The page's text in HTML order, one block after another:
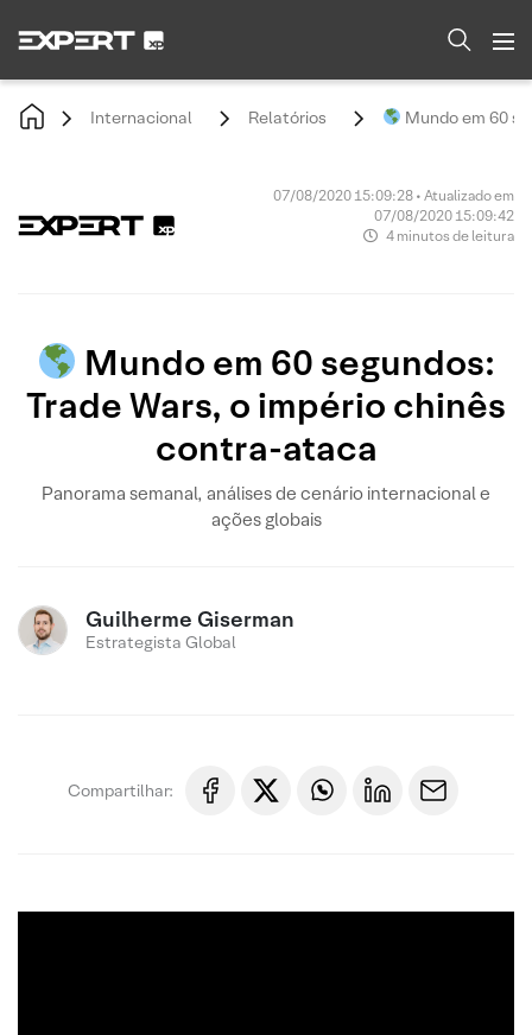
Internacional Relatórios Mundo em 60
07/08/2020 15:09:28 • Atualizado em
07/08/2020 15:09:42
4 minutos de leitura
Mundo em 60 segundos:
Trade Wars, o império chinês
contra-ataca
Panorama semanal, análises de cenário internacional e
ações globais
Guilherme Giserman
Estrategista Global
Compartilhar: